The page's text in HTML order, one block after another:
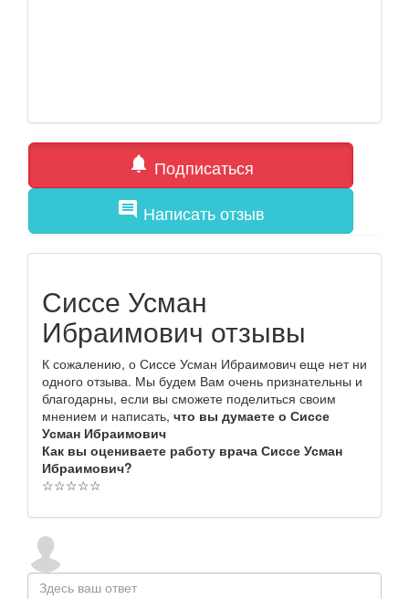
notifications Подписаться
comment Написать отзыв
Сиссе Усман
Ибраимович отзывы
К сожалению, о Сиссе Усман Ибраимович еще нет ни
одного отзыва. Мы будем Вам очень признательны и
благодарны, если вы сможете поделиться своим
мнением и написать, что вы думаете о Сиссе
Усман Ибраимович
Как вы оцениваете работу врача Сиссе Усман
Ибраимович?
☆☆☆☆☆